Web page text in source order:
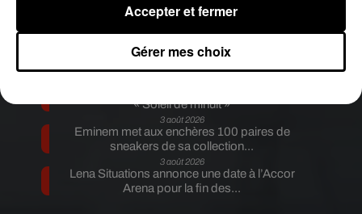
4 août 2026
Meurtre de Tupac : Suge Knight pourrait prendre
la parole au procès
4 août 2026
« Soleil de minuit »
3 août 2026
Eminem met aux enchères 100 paires de
sneakers de sa collection...
3 août 2026
Lena Situations annonce une date à l’Accor
Arena pour la fin des...
Gérer mes choix
Accepter et fermer